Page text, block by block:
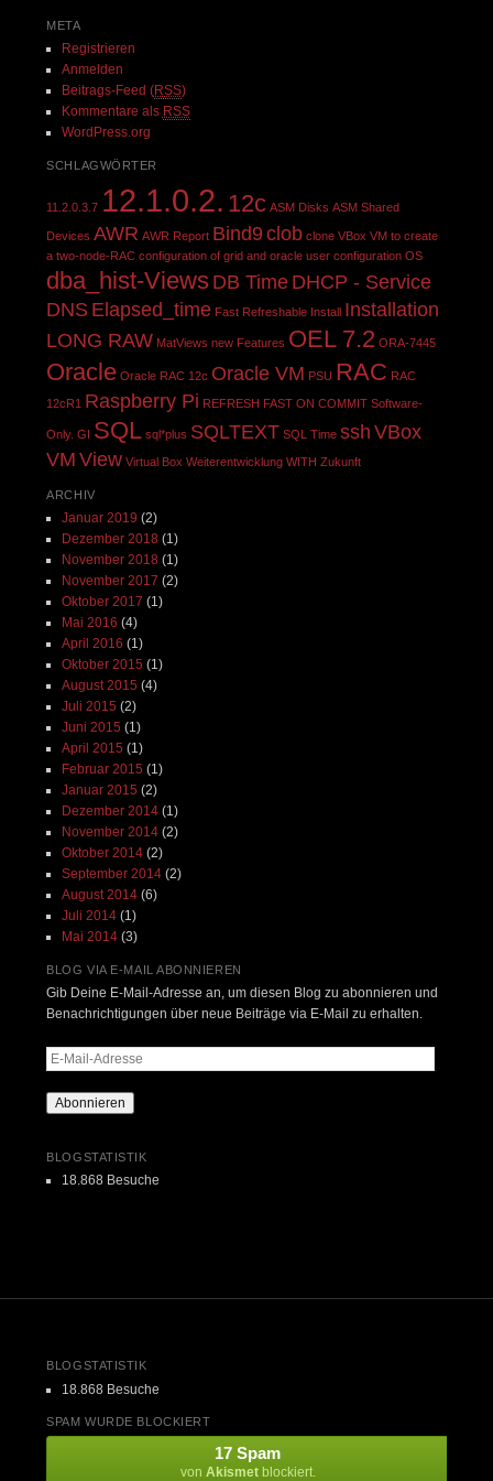
META
Registrieren
Anmelden
Beitrags-Feed (RSS)
Kommentare als RSS
WordPress.org
SCHLAGWÖRTER
11.2.0.3.7 12.1.0.2. 12c ASM Disks ASM Shared
Devices AWR AWR Report Bind9clob clone VBox VM to create
a two-node-RAC configuration of grid and oracle user configuration OS
dba_hist-Views DB Time DHCP - Service
DNS Elapsed_time Fast Refreshable Install
Installation
LONG RAW MatViews new Features OEL 7.2 ORA-7445
Oracle Oracle RAC 12c Oracle VM PSU RAC RAC
12cR1 Raspberry Pi REFRESH FAST ON COMMIT Software-
Only. GI SQL sql*plus SQLTEXT SQL Time ssh VBox
VM View Virtual Box Weiterentwicklung WITH Zukunft
ARCHIV
Januar 2019 (2)
Dezember 2018 (1)
November 2018 (1)
November 2017 (2)
Oktober 2017 (1)
Mai 2016 (4)
April 2016 (1)
Oktober 2015 (1)
August 2015 (4)
Juli 2015 (2)
Juni 2015 (1)
April 2015 (1)
Februar 2015 (1)
Januar 2015 (2)
Dezember 2014(1)
November 2014(2)
Oktober 2014(2)
September 2014(2)
August 2014(6)
Juli 2014(1)
Mai 2014(3)
BLOG VIA E-MAIL ABONNIEREN
Gib Deine E-Mail-Adresse an, um diesen Blog zu abonnieren und
Benachrichtigungen über neue Beiträge via E-Mail zu erhalten.
E-
Mail-
Adresse
Abonnieren
BLOGSTATISTIK
18.868 Besuche
BLOGSTATISTIK
18.868 Besuche
SPAM WURDE BLOCKIERT
17 Spam
von Akismetblockiert.